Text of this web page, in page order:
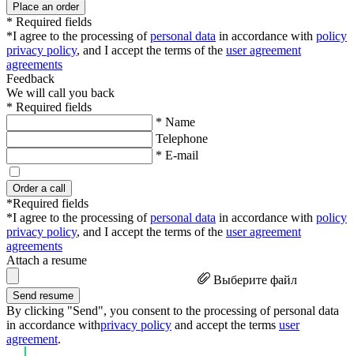
Place an order
* Required fields
*I agree to the processing ofpersonal data in accordance with policy
privacy policy, and I accept the terms of the user agreement
agreements
Feedback
We will call you back
* Required fields
* Name
Telephone
* E-mail
Order a call
*Required fields
*I agree to the processing ofpersonal data in accordance with policy
privacy policy, and I accept the terms of the user agreement
agreements
Attach a resume
Выберите файл
Send resume
By clicking "Send", you consent to the processing of personal data
in accordance withprivacy policy and accept the terms user
agreement.